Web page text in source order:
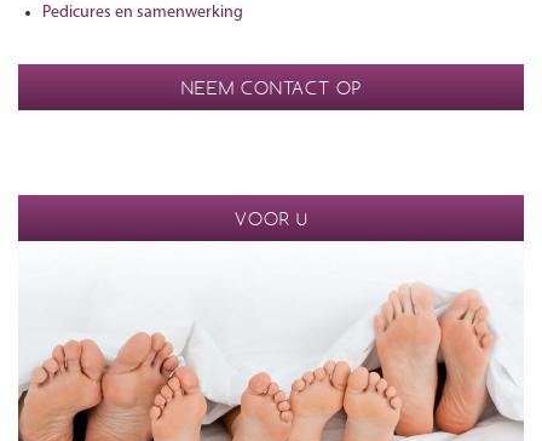
Pedicures en samenwerking
NEEM CONTACT OP
VOOR U